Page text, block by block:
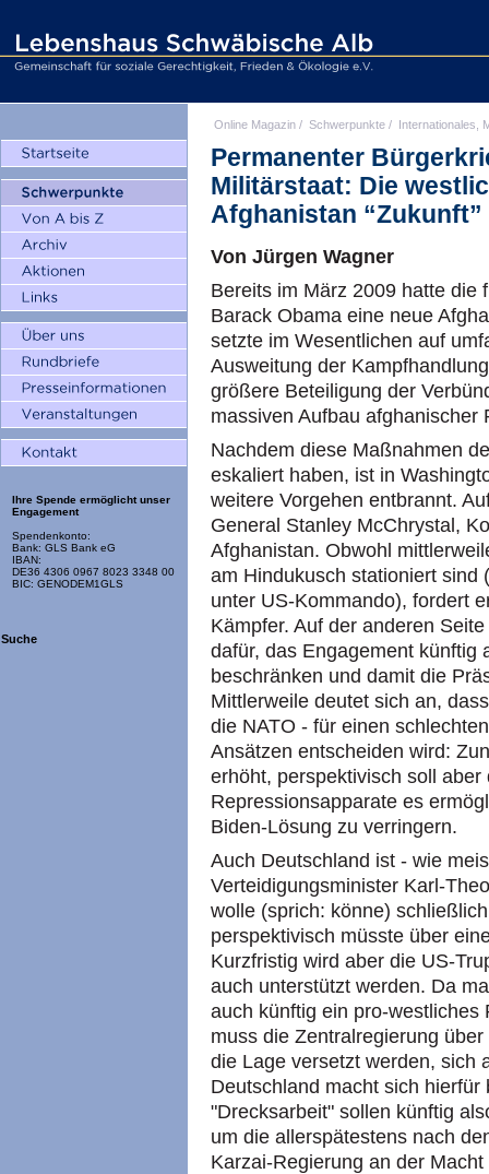
Ihre Spende ermöglicht unser
Engagement
Spendenkonto:
Bank: GLS Bank eG
IBAN:
DE36 4306 0967 8023 3348 00
BIC: GENODEM1GLS
Suche
Online Magazin / Schwerpunkte / Internationales,
Permanenter
Militärstaat: Die
Afghanistan “Zukunft”
Von Jürgen Wagner
Bereits im März 2009 hatte die
Barack Obama eine neue
setzte im Wesentlichen auf
Ausweitung der
größere Beteiligung der
massiven Aufbau afghanischer
Nachdem diese Maßnahmen
eskaliert haben, ist in
weitere Vorgehen entbrannt.
General Stanley McChrystal,
Afghanistan. Obwohl
am Hindukusch stationiert sind
unter US-Kommando), fordert
Kämpfer. Auf der anderen
dafür, das Engagement künftig
beschränken und damit die
Mittlerweile deutet sich an,
die NATO - für einen
Ansätzen entscheiden wird:
erhöht, perspektivisch soll
Repressionsapparate es
Biden-Lösung zu verringern.
Auch Deutschland ist - wie
Verteidigungsminister Karl-
wolle (sprich: könne)
perspektivisch müsste über
Kurzfristig wird aber die US-
auch unterstützt werden. Da
auch künftig ein pro-
muss die Zentralregierung
die Lage versetzt werden, sich
Deutschland macht sich
"Drecksarbeit" sollen künftig
um die allerspätestens nach
Karzai-Regierung an der